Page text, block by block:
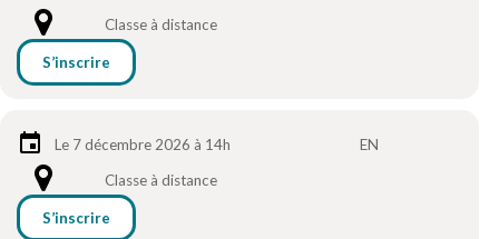
Classe à distance
S’inscrire
Le 7 décembre 2026 à 14h
EN
Classe à distance
S’inscrire